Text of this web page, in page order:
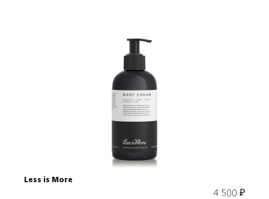
Подробнее
В корзину
Less is More
4 500 ₽